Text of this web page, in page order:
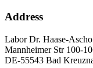
Address
Labor Dr. Haase-
Mannheimer Str 100-
DE-55543 Bad